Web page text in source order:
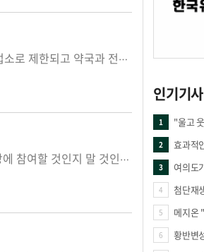
요즘 건강기능식품을 둘러싼 각축이 치열하다. 그동안 건강기능식품 판매는 자격을 갖춘 업소로 제한되고 약국과 전문판매점 위주로 판매망이 형성돼 왔지만 이제는 전방위 다양한 판매루트가 동원되고 있다...
올 1월부터 모든 약국에서 건강기능식품 소분 판매가 가능해짐에 따라 약국은 이제 이 시장에 참여할 것인지 말 것인지 선택을 해야 하는 상황이 됐다. 건강기능식품 소분판매가 약국에 새로운 기회가 ...
인기기사
1
2
3
4
5
6